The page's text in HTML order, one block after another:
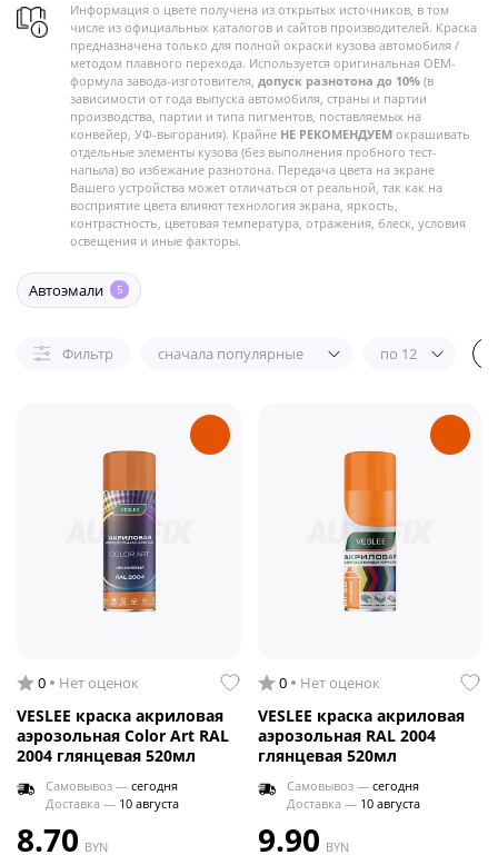
Информация о цвете получена из открытых источников, в том
числе из официальных каталогов и сайтов производителей. Краска
предназначена только для полной окраски кузова автомобиля /
методом плавного перехода. Используется оригинальная OEM-
формула завода-изготовителя, допуск разнотона до 10% (в
зависимости от года выпуска автомобиля, страны и партии
производства, партии и типа пигментов, поставляемых на
конвейер, УФ-выгорания). Крайне НЕ РЕКОМЕНДУЕМ окрашивать
отдельные элементы кузова (без выполнения пробного тест-
напыла) во избежание разнотона. Передача цвета на экране
Вашего устройства может отличаться от реальной, так как на
восприятие цвета влияют технология экрана, яркость,
контрастность, цветовая температура, отражения, блеск, условия
освещения и иные факторы.
Автоэмали 5
Фильтр сначала популярные по 12
0 Нет оценок
VESLEE краска акриловая
аэрозольная Color Art RAL
2004 глянцевая 520мл
Самовывоз — сегодня
Доставка — 10 августа
8.70 BYN
0 Нет оценок
VESLEE краска акриловая
аэрозольная RAL 2004
глянцевая 520мл
Самовывоз — сегодня
Доставка — 10 августа
9.90 BYN